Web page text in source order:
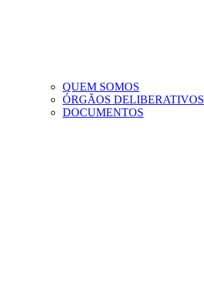
QUEM SOMOS
ÓRGÃOS DELIBERATIVOS
DOCUMENTOS